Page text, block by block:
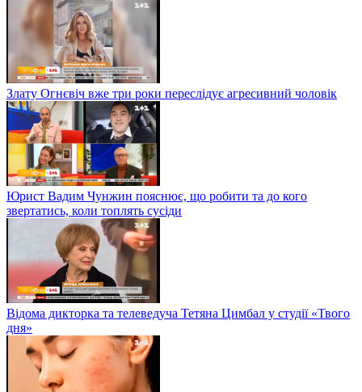
Злату Огнєвіч вже три роки переслідує агресивний чоловік
Юрист Вадим Чунжин пояснює, що робити та до кого
звертатись, коли топлять сусіди
Відома дикторка та телеведуча Тетяна Цимбал у студії «Твого
дня»